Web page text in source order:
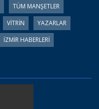
TÜM MANŞETLER
VİTRİN
YAZARLAR
İZMİR HABERLERİ